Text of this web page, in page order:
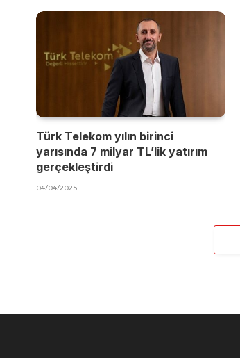
Türk Telekom yılın birinci
yarısında 7 milyar TL’lik yatırım
gerçekleştirdi
04/04/2025